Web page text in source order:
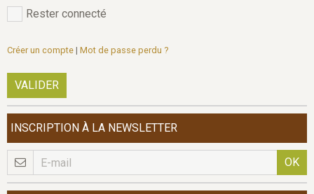
Rester connecté
Créer un compte | Mot de passe perdu ?
VALIDER
INSCRIPTION À LA NEWSLETTER
OK